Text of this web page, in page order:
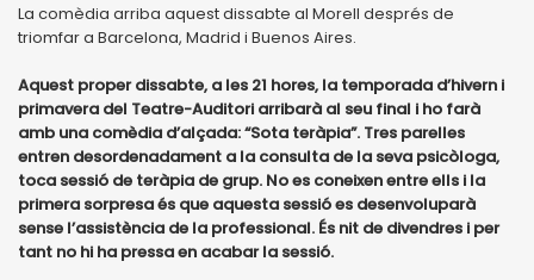
La comèdia arriba aquest dissabte al Morell després de
triomfar a Barcelona, Madrid i Buenos Aires.
Aquest proper dissabte, a les 21 hores, la temporada d’hivern i
primavera del Teatre-Auditori arribarà al seu final i ho farà
amb una comèdia d’alçada: “Sota teràpia”. Tres parelles
entren desordenadament a la consulta de la seva psicòloga,
toca sessió de teràpia de grup. No es coneixen entre ells i la
primera sorpresa és que aquesta sessió es desenvoluparà
sense l’assistència de la professional. És nit de divendres i per
tant no hi ha pressa en acabar la sessió.